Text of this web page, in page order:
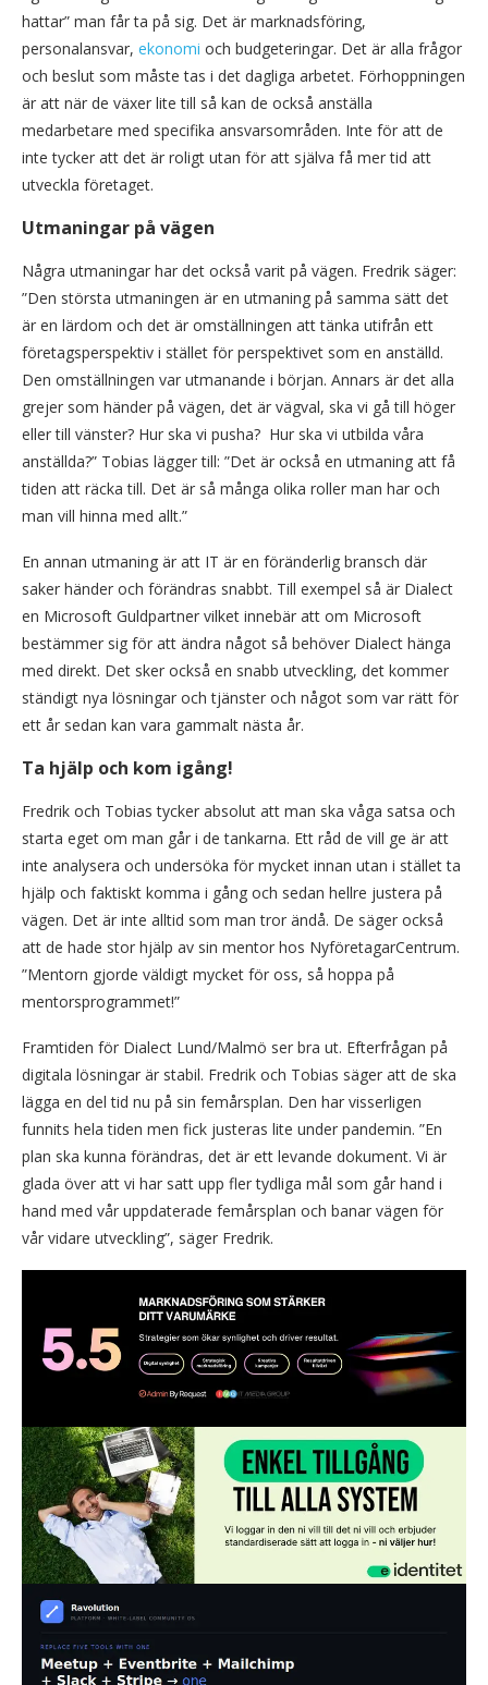
hattar” man får ta på sig. Det är marknadsföring,
personalansvar, ekonomi och budgeteringar. Det är alla frågor
och beslut som måste tas i det dagliga arbetet. Förhoppningen
är att när de växer lite till så kan de också anställa
medarbetare med specifika ansvarsområden. Inte för att de
inte tycker att det är roligt utan för att själva få mer tid att
utveckla företaget.
Utmaningar på vägen
Några utmaningar har det också varit på vägen. Fredrik säger:
”Den största utmaningen är en utmaning på samma sätt det
är en lärdom och det är omställningen att tänka utifrån ett
företagsperspektiv i stället för perspektivet som en anställd.
Den omställningen var utmanande i början. Annars är det alla
grejer som händer på vägen, det är vägval, ska vi gå till höger
eller till vänster? Hur ska vi pusha? Hur ska vi utbilda våra
anställda?” Tobias lägger till: ”Det är också en utmaning att få
tiden att räcka till. Det är så många olika roller man har och
man vill hinna med allt.”
En annan utmaning är att IT är en föränderlig bransch där
saker händer och förändras snabbt. Till exempel så är Dialect
en Microsoft Guldpartner vilket innebär att om Microsoft
bestämmer sig för att ändra något så behöver Dialect hänga
med direkt. Det sker också en snabb utveckling, det kommer
ständigt nya lösningar och tjänster och något som var rätt för
ett år sedan kan vara gammalt nästa år.
Ta hjälp och kom igång!
Fredrik och Tobias tycker absolut att man ska våga satsa och
starta eget om man går i de tankarna. Ett råd de vill ge är att
inte analysera och undersöka för mycket innan utan i stället ta
hjälp och faktiskt komma i gång och sedan hellre justera på
vägen. Det är inte alltid som man tror ändå. De säger också
att de hade stor hjälp av sin mentor hos NyföretagarCentrum.
”Mentorn gjorde väldigt mycket för oss, så hoppa på
mentorsprogrammet!”
Framtiden för Dialect Lund/Malmö ser bra ut. Efterfrågan på
digitala lösningar är stabil. Fredrik och Tobias säger att de ska
lägga en del tid nu på sin femårsplan. Den har visserligen
funnits hela tiden men fick justeras lite under pandemin. ”En
plan ska kunna förändras, det är ett levande dokument. Vi är
glada över att vi har satt upp fler tydliga mål som går hand i
hand med vår uppdaterade femårsplan och banar vägen för
vår vidare utveckling”, säger Fredrik.